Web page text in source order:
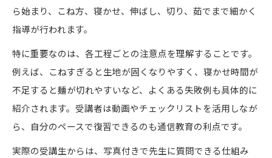
ら始まり、こね方、寝かせ、伸ばし、切り、茹でまで細かく
指導が行われます。
特に重要なのは、各工程ごとの注意点を理解することです。
例えば、こねすぎると生地が固くなりやすく、寝かせ時間が
不足すると麺が切れやすいなど、よくある失敗例も具体的に
紹介されます。受講者は動画やチェックリストを活用しなが
ら、自分のペースで復習できるのも通信教育の利点です。
実際の受講生からは、写真付きで先生に質問できる仕組み